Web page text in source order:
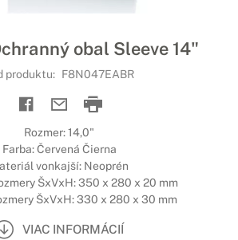
obal Sleeve 14"
produktu: F8N047EABR
Rozmer: 14,0"
Farba: Červená Čierna
vonkajší: Neoprén
ŠxVxH: 350 x 280 x 20 mm
ŠxVxH: 330 x 280 x 30 mm
VIAC INFORMÁCIÍ